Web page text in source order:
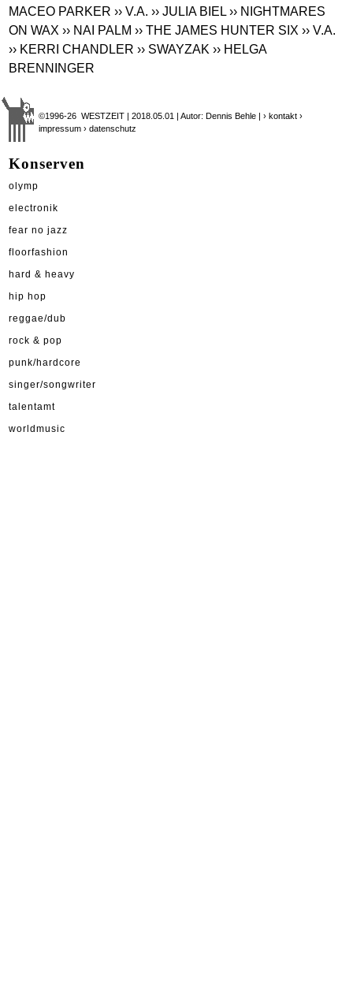
MACEO PARKER ›› V.A. ›› JULIA BIEL ›› NIGHTMARES
ON WAX ›› NAI PALM ›› THE JAMES HUNTER SIX ›› V.A.
›› KERRI CHANDLER ›› SWAYZAK ›› HELGA
BRENNINGER
©1996-26 WESTZEIT | 2018.05.01 | Autor: Dennis Behle |› kontakt ›
impressum › datenschutz
Konserven
olymp
electronik
fear no jazz
floorfashion
hard & heavy
hip hop
reggae/dub
rock & pop
punk/hardcore
singer/songwriter
talentamt
worldmusic